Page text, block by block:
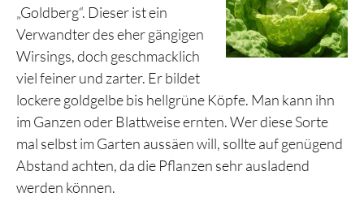
„Goldberg“. Dieser ist ein
Verwandter des eher gängigen
Wirsings, doch geschmacklich
viel feiner und zarter. Er bildet
lockere goldgelbe bis hellgrüne Köpfe. Man kann ihn
im Ganzen oder Blattweise ernten. Wer diese Sorte
mal selbst im Garten aussäen will, sollte auf genügend
Abstand achten, da die Pflanzen sehr ausladend
werden können.